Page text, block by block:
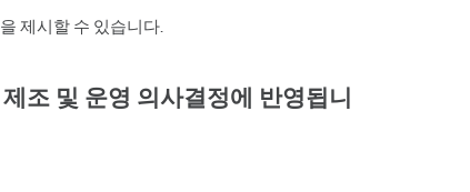
제시할 수 있습니다.
조 및 운영 의사결정에 반영됩니